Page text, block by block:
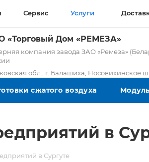
Сервис Услуги
«Торговый Дом «РЕМЕЗА»
компания завода ЗАО «Ремеза»
обл., г. Балашиха, Носовихинское
сжатого воздуха
в
в Сургуте